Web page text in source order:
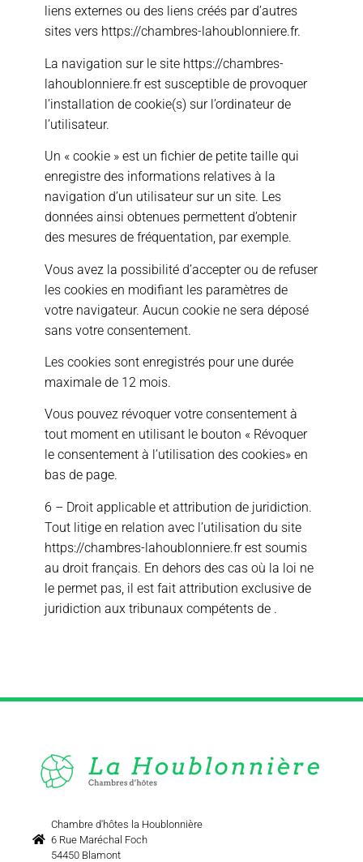
liens externes ou des liens créés par d’autres
sites vers https://chambres-lahoublonniere.fr.
La navigation sur le site https://chambres-
lahoublonniere.fr est susceptible de provoquer
l’installation de cookie(s) sur l’ordinateur de
l’utilisateur.
Un « cookie » est un fichier de petite taille qui
enregistre des informations relatives à la
navigation d’un utilisateur sur un site. Les
données ainsi obtenues permettent d’obtenir
des mesures de fréquentation, par exemple.
Vous avez la possibilité d’accepter ou de refuser
les cookies en modifiant les paramètres de
votre navigateur. Aucun cookie ne sera déposé
sans votre consentement.
Les cookies sont enregistrés pour une durée
maximale de 12 mois.
Vous pouvez révoquer votre consentement à
tout moment en utilisant le bouton « Révoquer
le consentement à l’utilisation des cookies» en
bas de page.
6 – Droit applicable et attribution de juridiction.
Tout litige en relation avec l’utilisation du site
https://chambres-lahoublonniere.fr est soumis
au droit français. En dehors des cas où la loi ne
le permet pas, il est fait attribution exclusive de
juridiction aux tribunaux compétents de .
Chambre d'hôtes la Houblonnière
6 Rue Maréchal Foch
54450 Blamont